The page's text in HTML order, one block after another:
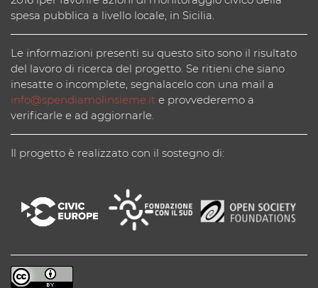
spesa pubblica a livello locale, in Sicilia.
Le informazioni presenti su questo sito sono il risultato
del lavoro di ricerca del progetto. Se ritieni che siano
inesatte o incomplete, segnalacelo con una mail a
info@spendiamolinsieme.it e provvederemo a
verificarle e ad aggiornarle.
Il progetto è realizzato con il sostegno di: